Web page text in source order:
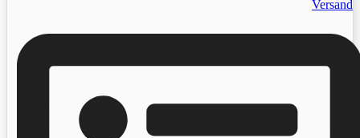
Versand